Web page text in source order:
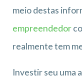
meio destas
empreendedor
realmente tem
Investir seu uma